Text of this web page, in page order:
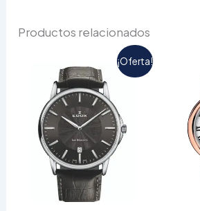
Productos relacionados
¡Oferta!
El
precio
$752,000.00.
El
precio
$652,000.00.